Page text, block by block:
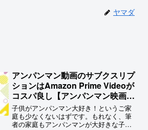
ヤマダ
アンパンマン動画のサブクスリプ
ションはAmazon Prime Videoが
コスパ良し【アンパンマン映画
も】
子供がアンパンマン大好き！というご家
庭も少なくないはずです。もれなく、筆
者の家庭もアンパンマンが大好きな子供